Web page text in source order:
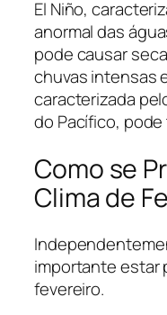
El Niño,
anormal das
pode causar
chuvas intensas
caracterizada
do Pacífico,
Como se
Clima de
importante estar
fevereiro.